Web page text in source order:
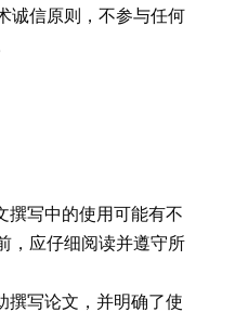
诚信原则，不参与任何
撰写中的使用可能有不
，应仔细阅读并遵守所
撰写论文，并明确了使